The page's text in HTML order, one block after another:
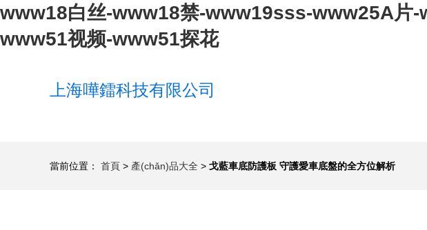
www18白丝-www18禁-www19sss-www25A片
www51视频-www51探花
上海嘩鐳科技有限公司
當前位置： 首頁 > 產(chǎn)品大全 > 戈藍車底防護板 守護愛車底盤的全方位解析